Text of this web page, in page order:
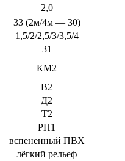
2,0
33 (2м/4м — 30)
1,5/2/2,5/3/3,5/4
31
КМ2
В2
Д2
Т2
РП1
вспененный ПВХ
лёгкий рельеф